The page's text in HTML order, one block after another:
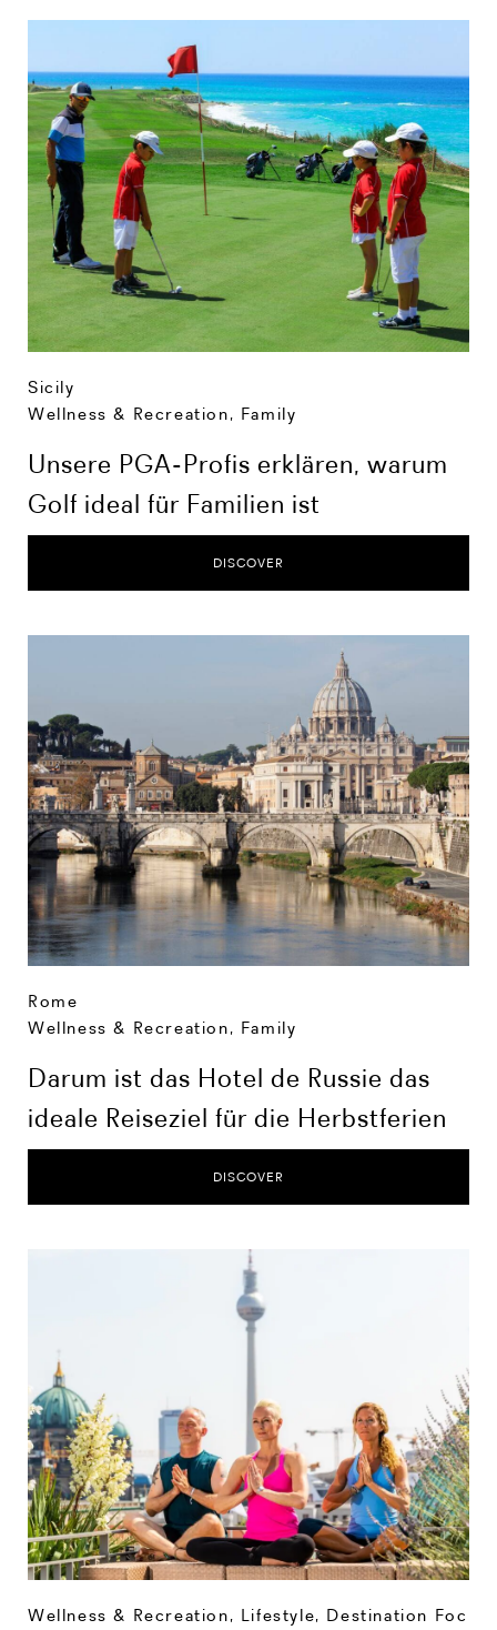
Sicily
Wellness & Recreation, Family
Unsere PGA-Profis erklären, warum
Golf ideal für Familien ist
DISCOVER
Rome
Wellness & Recreation, Family
Darum ist das Hotel de Russie das
ideale Reiseziel für die Herbstferien
DISCOVER
Wellness & Recreation, Lifestyle, Destination Foc